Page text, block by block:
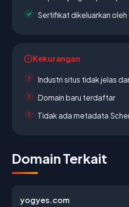
Sertifikat dikeluarkan oleh
Kekurangan
Industri situs tidak jelas
Domain baru terdaftar
Tidak ada metadata
Domain Terkait
yogyes.com